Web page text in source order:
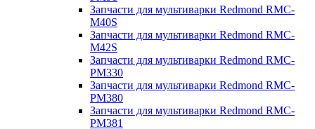
Запчасти для мультиварки Redmond RMC-
M40S
Запчасти для мультиварки Redmond RMC-
M42S
Запчасти для мультиварки Redmond RMC-
PM330
Запчасти для мультиварки Redmond RMC-
PM380
Запчасти для мультиварки Redmond RMC-
PM381